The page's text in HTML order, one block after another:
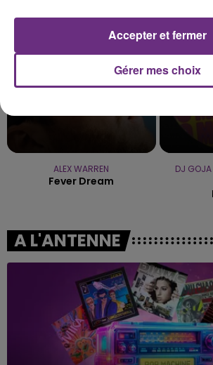
ALEX WARREN
Fever Dream
DJ GOJA
A L'ANTENNE
Gérer mes choix
Accepter et fermer